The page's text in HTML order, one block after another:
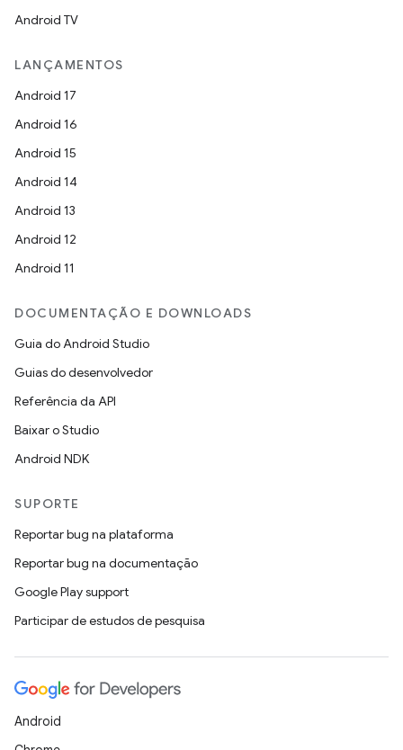
Android TV
LANÇAMENTOS
Android 17
Android 16
Android 15
Android 14
Android 13
Android 12
Android 11
DOCUMENTAÇÃO E DOWNLOADS
Guia do Android Studio
Guias do desenvolvedor
Referência da API
Baixar o Studio
Android NDK
SUPORTE
Reportar bug na plataforma
Reportar bug na documentação
Google Play support
Participar de estudos de pesquisa
Android